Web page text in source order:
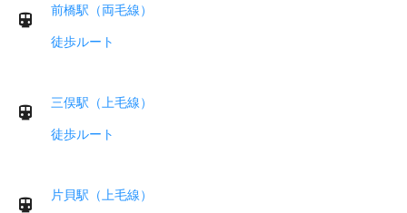
前橋駅（両毛線）
徒歩ルート
三俣駅（上毛線）
徒歩ルート
片貝駅（上毛線）